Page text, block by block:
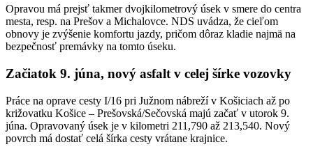
Opravou má prejsť takmer dvojkilometrový úsek v smere do centra
mesta, resp. na Prešov a Michalovce. NDS uvádza, že cieľom
obnovy je zvýšenie komfortu jazdy, pričom dôraz kladie najmä na
bezpečnosť premávky na tomto úseku.
Začiatok 9. júna, nový asfalt v celej šírke vozovky
Práce na oprave cesty I/16 pri Južnom nábreží v Košiciach až po
križovatku Košice – Prešovská/Sečovská majú začať v utorok 9.
júna. Opravovaný úsek je v kilometri 211,790 až 213,540. Nový
povrch má dostať celá šírka cesty vrátane krajnice.